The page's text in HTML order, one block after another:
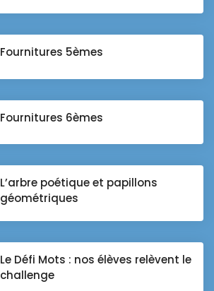
Fournitures 5èmes
Fournitures 6èmes
L’arbre poétique et papillons
géométriques
Le Défi Mots : nos élèves relèvent le
challenge